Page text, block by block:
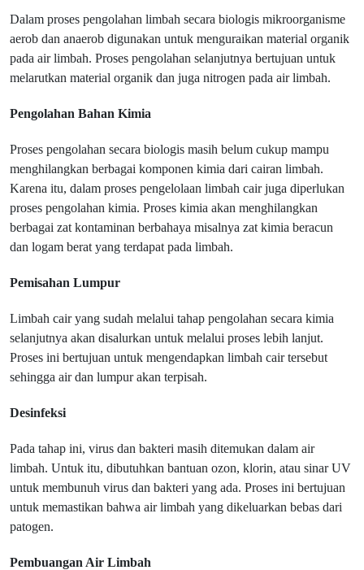
Dalam proses pengolahan limbah secara biologis mikroorganisme
aerob dan anaerob digunakan untuk menguraikan material organik
pada air limbah. Proses pengolahan selanjutnya bertujuan untuk
melarutkan material organik dan juga nitrogen pada air limbah.
Pengolahan Bahan Kimia
Proses pengolahan secara biologis masih belum cukup mampu
menghilangkan berbagai komponen kimia dari cairan limbah.
Karena itu, dalam proses pengelolaan limbah cair juga diperlukan
proses pengolahan kimia. Proses kimia akan menghilangkan
berbagai zat kontaminan berbahaya misalnya zat kimia beracun
dan logam berat yang terdapat pada limbah.
Pemisahan Lumpur
Limbah cair yang sudah melalui tahap pengolahan secara kimia
selanjutnya akan disalurkan untuk melalui proses lebih lanjut.
Proses ini bertujuan untuk mengendapkan limbah cair tersebut
sehingga air dan lumpur akan terpisah.
Desinfeksi
Pada tahap ini, virus dan bakteri masih ditemukan dalam air
limbah. Untuk itu, dibutuhkan bantuan ozon, klorin, atau sinar UV
untuk membunuh virus dan bakteri yang ada. Proses ini bertujuan
untuk memastikan bahwa air limbah yang dikeluarkan bebas dari
patogen.
Pembuangan Air Limbah